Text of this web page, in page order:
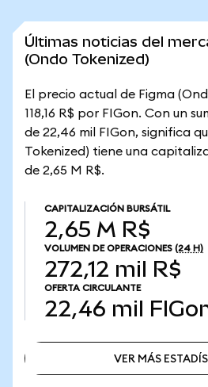
Últimas noticias del
(Ondo Tokenized)
El precio actual de Figma
118,16 R$ por FIGon. Con un
de 22,46 mil FIGon, significa
Tokenized) tiene una
de 2,65 M R$.
CAPITALIZACIÓN BURSÁTIL
2,65 M R$
VOLUMEN DE OPERACIONES (24 H)
272,12 mil R$
OFERTA CIRCULANTE
22,46 mil
VER MÁS